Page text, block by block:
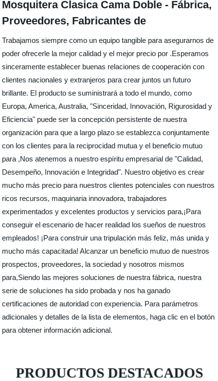
Mosquitera Clasica Cama Doble - Fábrica,
Proveedores, Fabricantes de
Trabajamos siempre como un equipo tangible para asegurarnos de
poder ofrecerle la mejor calidad y el mejor precio por .Esperamos
sinceramente establecer buenas relaciones de cooperación con
clientes nacionales y extranjeros para crear juntos un futuro
brillante. El producto se suministrará a todo el mundo, como
Europa, America, Australia, "Sinceridad, Innovación, Rigurosidad y
Eficiencia" puede ser la concepción persistente de nuestra
organización para que a largo plazo se establezca conjuntamente
con los clientes para la reciprocidad mutua y el beneficio mutuo
para ,Nos atenemos a nuestro espíritu empresarial de "Calidad,
Desempeño, Innovación e Integridad". Nuestro objetivo es crear
mucho más precio para nuestros clientes potenciales con nuestros
ricos recursos, maquinaria innovadora, trabajadores
experimentados y excelentes productos y servicios para,¡Para
conseguir el escenario de hacer realidad los sueños de nuestros
empleados! ¡Para construir una tripulación más feliz, más unida y
mucho más capacitada! Alcanzar un beneficio mutuo de nuestros
prospectos, proveedores, la sociedad y nosotros mismos
para,Siendo las mejores soluciones de nuestra fábrica, nuestra
serie de soluciones ha sido probada y nos ha ganado
certificaciones de autoridad con experiencia. Para parámetros
adicionales y detalles de la lista de elementos, haga clic en el botón
para obtener información adicional.
PRODUCTOS DESTACADOS